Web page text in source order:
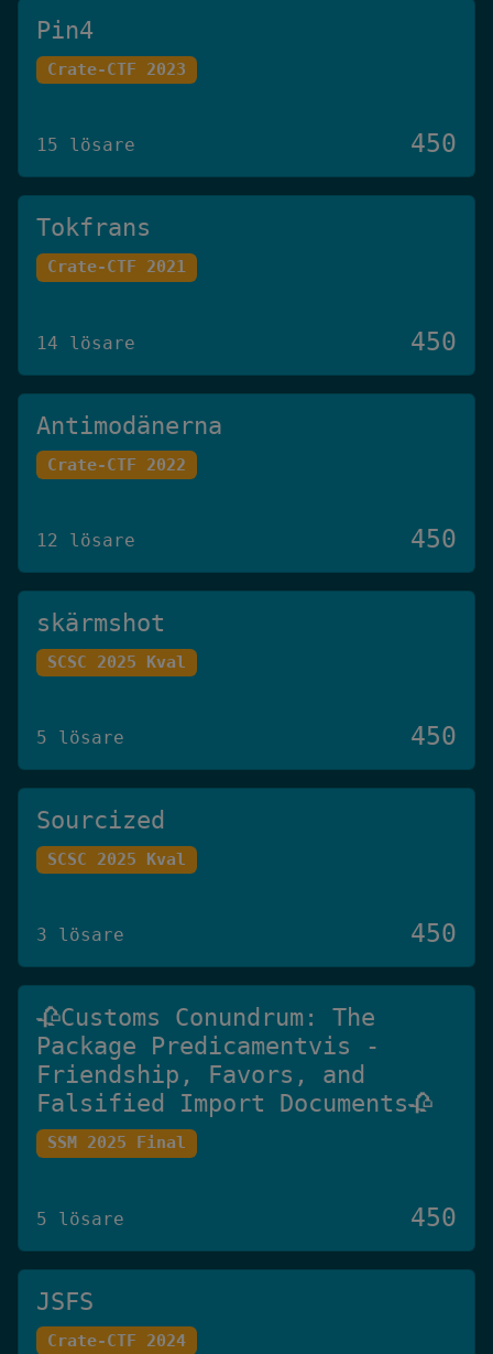
Pin4
Crate-CTF 2023
15 lösare 450
Tokfrans
Crate-CTF 2021
14 lösare 450
Antimodänerna
Crate-CTF 2022
12 lösare 450
skärmshot
SCSC 2025 Kval
5 lösare 450
Sourcized
SCSC 2025 Kval
3 lösare 450
🥀Customs Conundrum: The
Package Predicamentvis -
Friendship, Favors, and
Falsified Import Documents🥀
SSM 2025 Final
5 lösare 450
JSFS
Crate-CTF 2024